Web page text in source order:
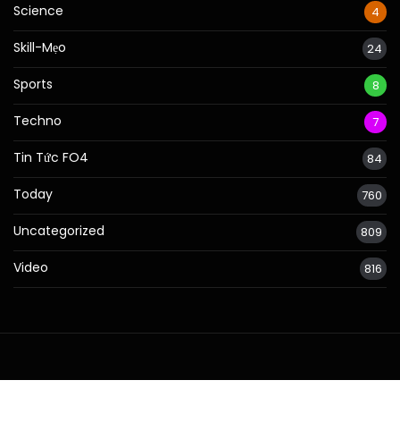
Science 4
Skill-Mẹo 24
Sports 8
Techno 7
Tin Tức FO4 84
Today 760
Uncategorized 809
Video 816